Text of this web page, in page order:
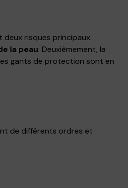
risques principaux.
la peau. Deuxièmement, la
gants de protection sont en
de différents ordres et